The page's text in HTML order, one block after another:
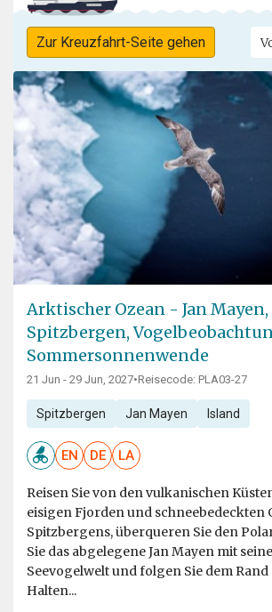
Zur Kreuzfahrt-Seite gehen
Arktischer Ozean - Jan Mayen,
Spitzbergen,
Sommersonnenwende
21 Jun - 29 Jun, 2027•Reisecode: PLA03-27
Spitzbergen Jan Mayen Island
EN DE LA
Reisen Sie von den vulkanischen
eisigen Fjorden und schneebedeckten
Spitzbergens, überqueren Sie den
Sie das abgelegene Jan Mayen mit
Seevogelwelt und folgen Sie dem Rand
Halten...